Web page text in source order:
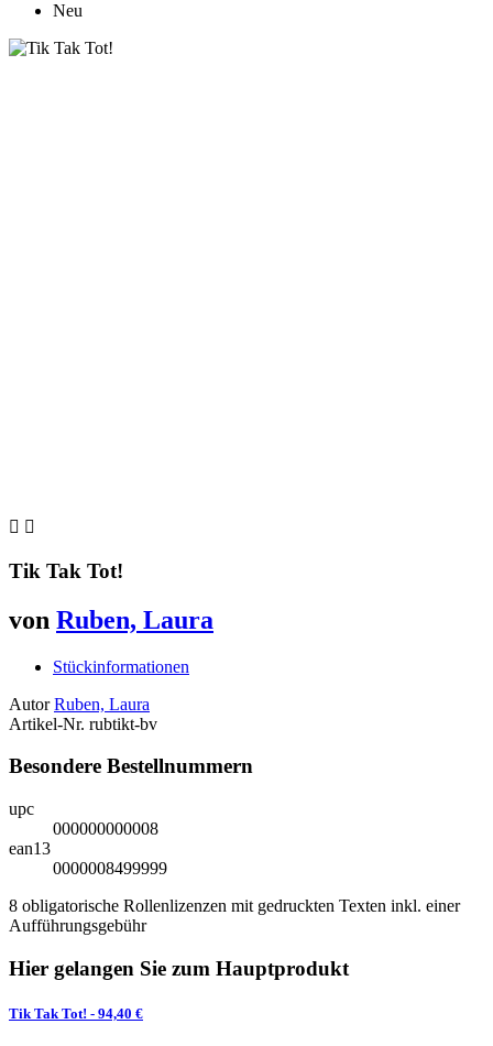
Neu
 
Tik Tak Tot!
von Ruben, Laura
Stückinformationen
Autor Ruben, Laura
Artikel-Nr. rubtikt-bv
Besondere Bestellnummern
upc
000000000008
ean13
0000008499999
8 obligatorische Rollenlizenzen mit gedruckten Texten inkl. einer
Aufführungsgebühr
Hier gelangen Sie zum Hauptprodukt
Tik Tak Tot! - 94,40 €